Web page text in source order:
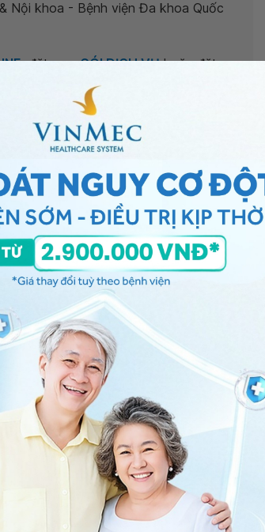
Nội khoa - Bệnh viện Đa khoa Quốc
, đặt muaGÓI DỊCH VỤhoặc đặt
dụng My Vinmec để quản lý, theo dõi
Chia sẻ
Xơ gan